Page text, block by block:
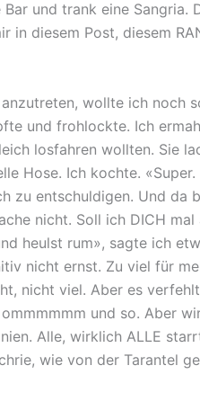
und trank eine
in diesem Post, diesem
wollte ich noch
und frohlockte. Ich
losfahren wollten. Sie
Hose. Ich kochte.
zu entschuldigen. Und
nicht. Soll ich DICH
heulst rum», sagte ich
nicht ernst. Zu viel für
nicht viel. Aber es
und so. Aber
Alle, wirklich ALLE
wie von der Tarantel